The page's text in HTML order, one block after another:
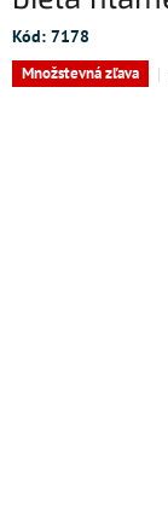
Kód: 7178
Množstevná zľava